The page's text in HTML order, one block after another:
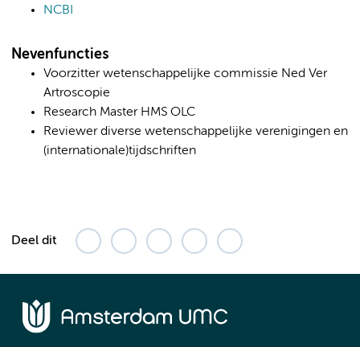
NCBI
Nevenfuncties
Voorzitter wetenschappelijke commissie Ned Ver
Artroscopie
Research Master HMS OLC
Reviewer diverse wetenschappelijke verenigingen en
(internationale)tijdschriften
Deel dit